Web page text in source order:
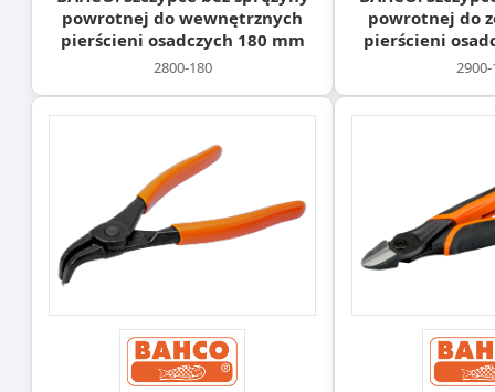
powrotnej do wewnętrznych
pierścieni osadczych 180 mm
2800-180
powrotnej do
pierścieni
2900-